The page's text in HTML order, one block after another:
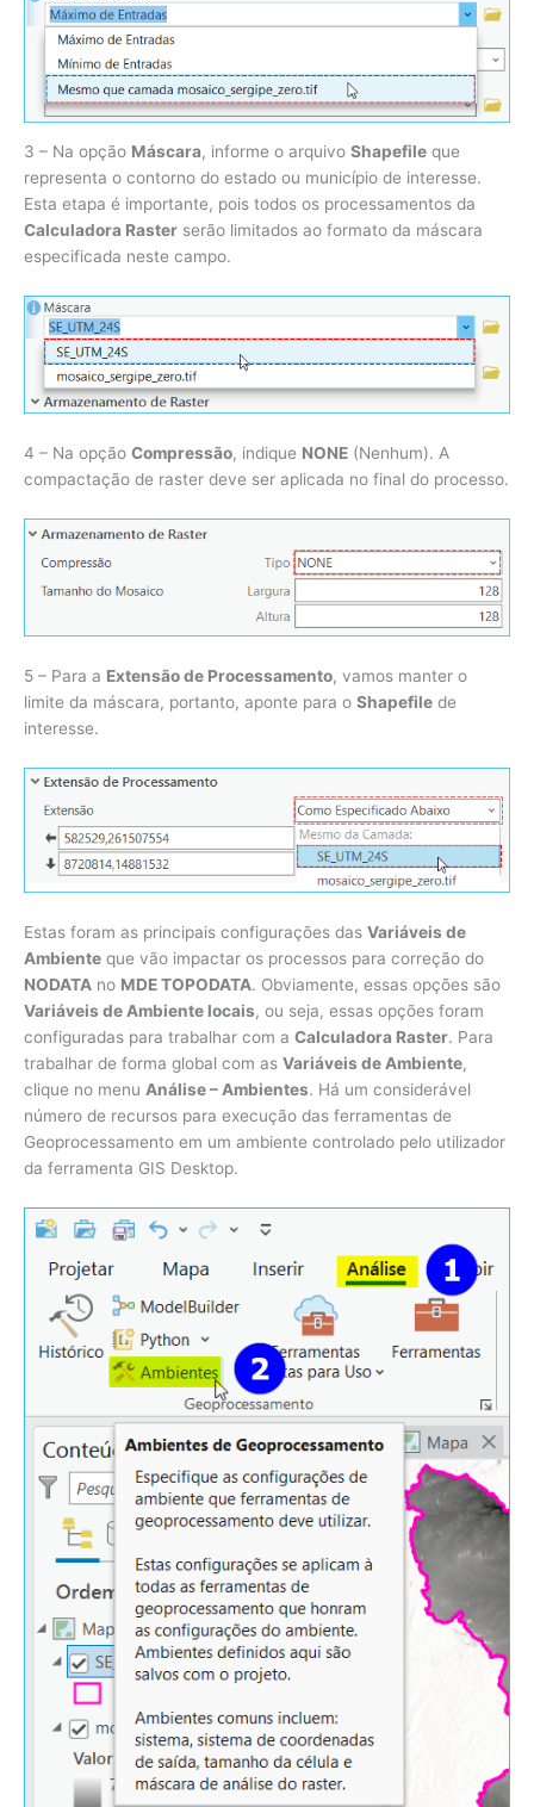
3 – Na opção Máscara, informe o arquivo Shapefile que
representa o contorno do estado ou município de interesse.
Esta etapa é importante, pois todos os processamentos da
Calculadora Raster serão limitados ao formato da máscara
especificada neste campo.
4 – Na opção Compressão, indique NONE (Nenhum). A
compactação de raster deve ser aplicada no final do processo.
5 – Para a Extensão de Processamento, vamos manter o
limite da máscara, portanto, aponte para o Shapefile de
interesse.
Estas foram as principais configurações das Variáveis de
Ambiente que vão impactar os processos para correção do
NODATA no MDE TOPODATA. Obviamente, essas opções são
Variáveis de Ambiente locais, ou seja, essas opções foram
configuradas para trabalhar com a Calculadora Raster. Para
trabalhar de forma global com as Variáveis de Ambiente,
clique no menu Análise – Ambientes. Há um considerável
número de recursos para execução das ferramentas de
Geoprocessamento em um ambiente controlado pelo utilizador
da ferramenta GIS Desktop.